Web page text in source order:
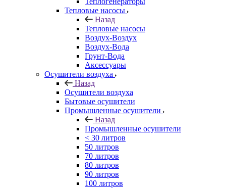
Тепловые насосы
Назад
Тепловые насосы
Воздух-Воздух
Воздух-Вода
Грунт-Вода
Аксессуары
Осушители воздуха
Назад
Осушители воздуха
Бытовые осушители
Промышленные осушители
Назад
Промышленные осушители
< 30 литров
50 литров
70 литров
80 литров
90 литров
100 литров